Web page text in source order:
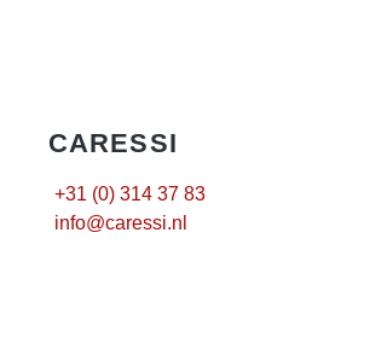
CARESSI
+31 (0) 314 37 83
info@caressi.nl